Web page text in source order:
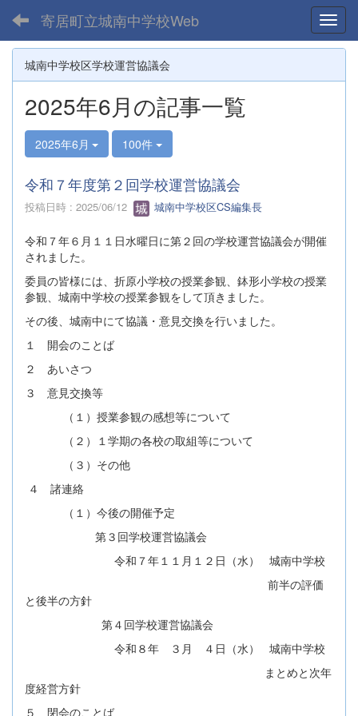
寄居町立城南中学校Web
城南中学校区学校運営協議会
2025年6月の記事一覧
2025年6月 100件
令和７年度第２回学校運営協議会
投稿日時 : 2025/06/12 城南中学校区CS編集長
令和７年６月１１日水曜日に第２回の学校運営協議会が開催
されました。
委員の皆様には、折原小学校の授業参観、鉢形小学校の授業
参観、城南中学校の授業参観をして頂きました。
その後、城南中にて協議・意見交換を行いました。
１ 開会のことば
２ あいさつ
３ 意見交換等
（１）授業参観の感想等について
（２）１学期の各校の取組等について
（３）その他
４ 諸連絡
（１）今後の開催予定
第３回学校運営協議会
令和７年１１月１２日（水） 城南中学校
前半の評価
と後半の方針
第４回学校運営協議会
令和８年 ３月 ４日（水） 城南中学校
まとめと次年
度経営方針
５ 閉会のことば